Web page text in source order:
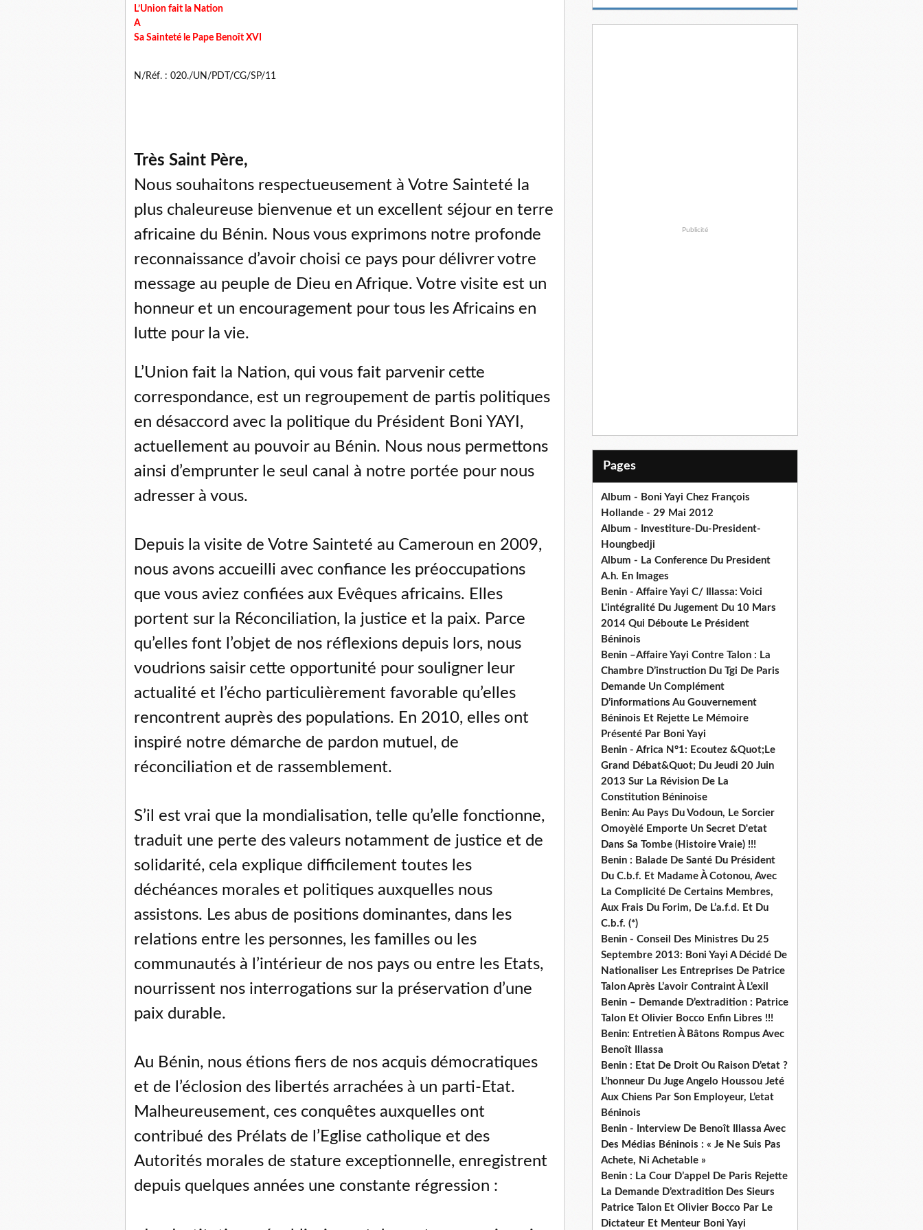
L’Union fait la Nation
A
Sa Sainteté le Pape Benoît XVI
N/Réf. : 020./UN/PDT/CG/SP/11
Très Saint Père,
Nous souhaitons respectueusement à Votre Sainteté la
plus chaleureuse bienvenue et un excellent séjour en terre
africaine du Bénin. Nous vous exprimons notre profonde
reconnaissance d’avoir choisi ce pays pour délivrer votre
message au peuple de Dieu en Afrique. Votre visite est un
honneur et un encouragement pour tous les Africains en
lutte pour la vie.
L’Union fait la Nation, qui vous fait parvenir cette
correspondance, est un regroupement de partis politiques
en désaccord avec la politique du Président Boni YAYI,
actuellement au pouvoir au Bénin. Nous nous permettons
ainsi d’emprunter le seul canal à notre portée pour nous
adresser à vous.
Depuis la visite de Votre Sainteté au Cameroun en 2009,
nous avons accueilli avec confiance les préoccupations
que vous aviez confiées aux Evêques africains. Elles
portent sur la Réconciliation, la justice et la paix. Parce
qu’elles font l’objet de nos réflexions depuis lors, nous
voudrions saisir cette opportunité pour souligner leur
actualité et l’écho particulièrement favorable qu’elles
rencontrent auprès des populations. En 2010, elles ont
inspiré notre démarche de pardon mutuel, de
réconciliation et de rassemblement.
S’il est vrai que la mondialisation, telle qu’elle fonctionne,
traduit une perte des valeurs notamment de justice et de
solidarité, cela explique difficilement toutes les
déchéances morales et politiques auxquelles nous
assistons. Les abus de positions dominantes, dans les
relations entre les personnes, les familles ou les
communautés à l’intérieur de nos pays ou entre les Etats,
nourrissent nos interrogations sur la préservation d’une
paix durable.
Au Bénin, nous étions fiers de nos acquis démocratiques
et de l’éclosion des libertés arrachées à un parti-Etat.
Malheureusement, ces conquêtes auxquelles ont
contribué des Prélats de l’Eglise catholique et des
Autorités morales de stature exceptionnelle, enregistrent
depuis quelques années une constante régression :
Publicité
Pages
Album - Boni Yayi Chez François
Hollande - 29 Mai 2012
Album - Investiture-Du-President-
Houngbedji
Album - La Conference Du President
A.h. En Images
Benin - Affaire Yayi C/ Illassa: Voici
L'intégralité Du Jugement Du 10 Mars
2014 Qui Déboute Le Président
Béninois
Benin –Affaire Yayi Contre Talon : La
Chambre D’instruction Du Tgi De Paris
Demande Un Complément
D’informations Au Gouvernement
Béninois Et Rejette Le Mémoire
Présenté Par Boni Yayi
Benin - Africa N°1: Ecoutez &Quot;Le
Grand Débat&Quot; Du Jeudi 20 Juin
2013 Sur La Révision De La
Constitution Béninoise
Benin: Au Pays Du Vodoun, Le Sorcier
Omoyèlé Emporte Un Secret D'etat
Dans Sa Tombe (Histoire Vraie) !!!
Benin : Balade De Santé Du Président
Du C.b.f. Et Madame À Cotonou, Avec
La Complicité De Certains Membres,
Aux Frais Du Forim, De L’a.f.d. Et Du
C.b.f. (*)
Benin - Conseil Des Ministres Du 25
Septembre 2013: Boni Yayi A Décidé De
Nationaliser Les Entreprises De Patrice
Talon Après L’avoir Contraint À L’exil
Benin – Demande D’extradition : Patrice
Talon Et Olivier Bocco Enfin Libres !!!
Benin: Entretien À Bâtons Rompus Avec
Benoît Illassa
Benin : Etat De Droit Ou Raison D’etat ?
L’honneur Du Juge Angelo Houssou Jeté
Aux Chiens Par Son Employeur, L’etat
Béninois
Benin - Interview De Benoît Illassa Avec
Des Médias Béninois : « Je Ne Suis Pas
Achete, Ni Achetable »
Benin : La Cour D’appel De Paris Rejette
La Demande D’extradition Des Sieurs
Patrice Talon Et Olivier Bocco Par Le
Dictateur Et Menteur Boni Yayi